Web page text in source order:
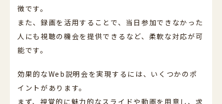
徴です。
また、録画を活用することで、当日参加できなかった
人にも視聴の機会を提供できるなど、柔軟な対応が可
能です。
効果的なWeb説明会を実現するには、いくつかのポ
イントがあります。
まず、視覚的に魅力的なスライドや動画を用意し、求